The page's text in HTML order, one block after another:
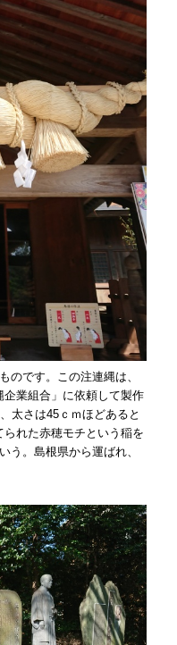
のです。この注連縄は、
業組合」に依頼して製作
太さは45ｃｍほどあると
れた赤穂モチという稲を
う。島根県から運ばれ、